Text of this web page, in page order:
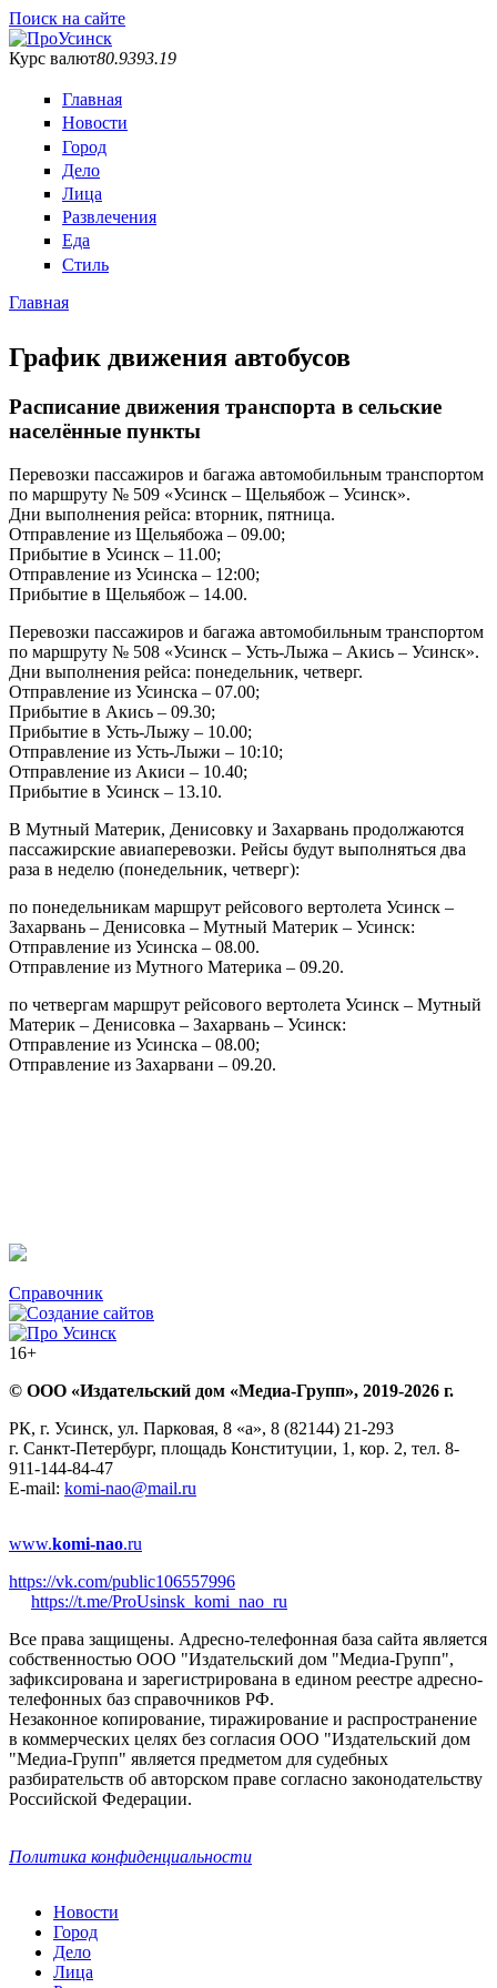
Поиск на сайте
Курс валют80.9393.19
Главная
Новости
Город
Дело
Лица
Развлечения
Еда
Стиль
Главная
График движения автобусов
Расписание движения транспорта в сельские
населённые пункты
Перевозки пассажиров и багажа автомобильным транспортом
по маршруту № 509 «Усинск – Щельябож – Усинск».
Дни выполнения рейса: вторник, пятница.
Отправление из Щельябожа – 09.00;
Прибытие в Усинск – 11.00;
Отправление из Усинска – 12:00;
Прибытие в Щельябож – 14.00.
Перевозки пассажиров и багажа автомобильным транспортом
по маршруту № 508 «Усинск – Усть-Лыжа – Акись – Усинск».
Дни выполнения рейса: понедельник, четверг.
Отправление из Усинска – 07.00;
Прибытие в Акись – 09.30;
Прибытие в Усть-Лыжу – 10.00;
Отправление из Усть-Лыжи – 10:10;
Отправление из Акиси – 10.40;
Прибытие в Усинск – 13.10.
В Мутный Материк, Денисовку и Захарвань продолжаются
пассажирские авиаперевозки. Рейсы будут выполняться два
раза в неделю (понедельник, четверг):
по понедельникам маршрут рейсового вертолета Усинск –
Захарвань – Денисовка – Мутный Материк – Усинск:
Отправление из Усинска – 08.00.
Отправление из Мутного Материка – 09.20.
по четвергам маршрут рейсового вертолета Усинск – Мутный
Материк – Денисовка – Захарвань – Усинск:
Отправление из Усинска – 08.00;
Отправление из Захарвани – 09.20.
Справочник
16+
© ООО «Издательский дом «Медиа-Групп», 2019-2026 г.
РК, г. Усинск, ул. Парковая, 8 «а», 8 (82144) 21-293
г. Санкт-Петербург, площадь Конституции, 1, кор. 2, тел. 8-
911-144-84-47
E-mail: komi-nao@mail.ru
www.komi-nao.ru
https://vk.com/public106557996
https://t.me/ProUsinsk_komi_nao_ru
Все права защищены. Адресно-телефонная база сайта является
собственностью ООО "Издательский дом "Медиа-Групп",
зафиксирована и зарегистрирована в едином реестре адресно-
телефонных баз справочников РФ.
Незаконное копирование, тиражирование и распространение
в коммерческих целях без согласия ООО "Издательский дом
"Медиа-Групп" является предметом для судебных
разбирательств об авторском праве согласно законодательству
Российской Федерации.
Политика конфиденциальности
Новости
Город
Дело
Лица